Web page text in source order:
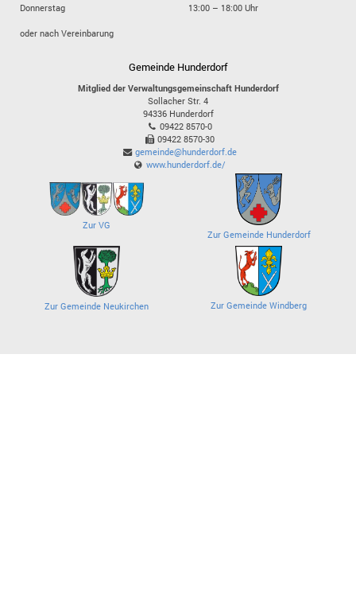
Donnerstag
13:00 – 18:00 Uhr
oder nach Vereinbarung
Gemeinde Hunderdorf
Mitglied der Verwaltungsgemeinschaft Hunderdorf
Sollacher Str. 4
94336 Hunderdorf
09422 8570-0
09422 8570-30
gemeinde@hunderdorf.de
www.hunderdorf.de/
Zur VG
Zur Gemeinde Hunderdorf
Zur Gemeinde Neukirchen Zur Gemeinde Windberg